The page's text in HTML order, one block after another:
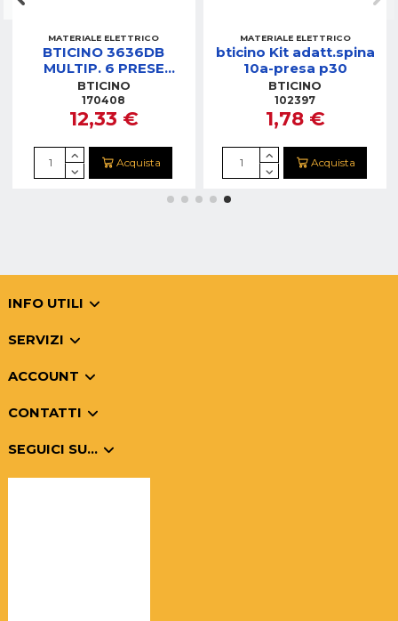
MATERIALE ELETTRICO
BTICINO 3636DB
MULTIP. 6 PRESE
10/16A - SPINA 10A -
INTERRUTTORE SAFE
BTICINO
170408
12,33 €
Acquista
MATERIALE ELETTRICO
bticino Kit adatt.spina
10a-presa p30
BTICINO
102397
1,78 €
Acquista
INFO UTILI
SERVIZI
ACCOUNT
CONTATTI
SEGUICI SU...